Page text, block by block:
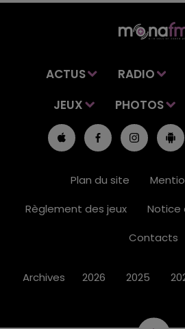
ACTUS RADIO
JEUX
PHOTOS
Plan du site
Règlement des jeux
Notice
Contacts
Archives 2026 2025